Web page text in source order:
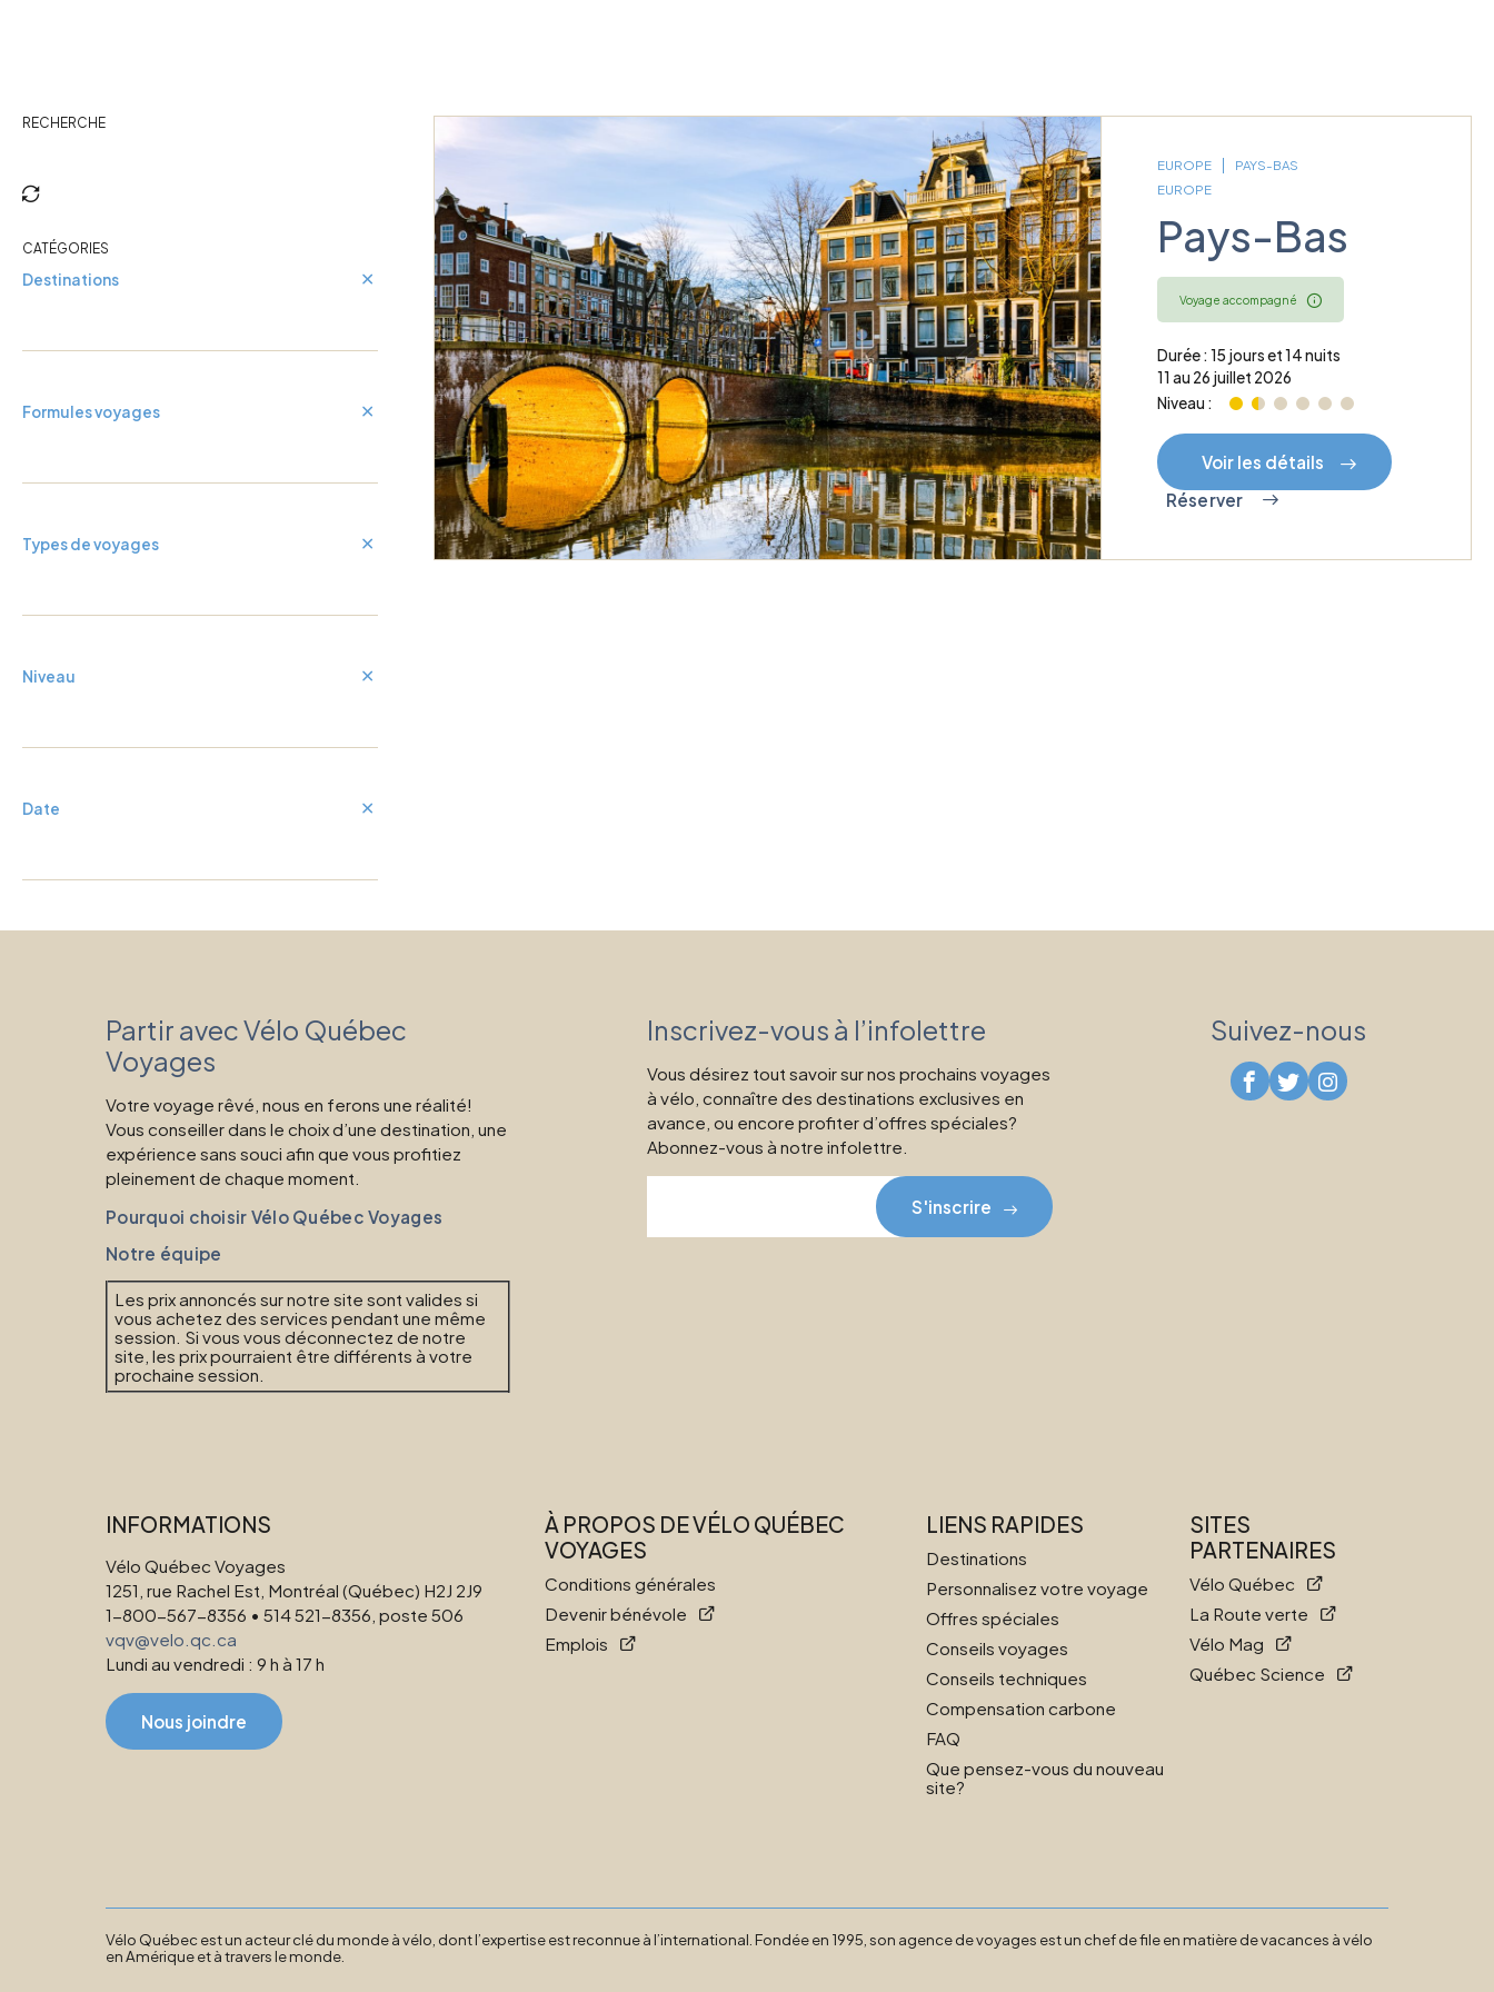
RECHERCHE
CATÉGORIES
Destinations
Formules voyages
Types de voyages
Niveau
Date
EUROPE
PAYS-BAS
EUROPE
Pays-Bas
Voyage accompagné
Durée : 15 jours et 14 nuits
11 au 26 juillet 2026
Niveau :
Voir les détails
Réserver
Partir avec Vélo Québec
Voyages
Votre voyage rêvé, nous en ferons une réalité!
Vous conseiller dans le choix d’une destination, une
expérience sans souci afin que vous profitiez
pleinement de chaque moment.
Pourquoi choisir Vélo Québec Voyages
Notre équipe
Les prix annoncés sur notre site sont valides si
vous achetez des services pendant une même
session. Si vous vous déconnectez de notre
site, les prix pourraient être différents à votre
prochaine session.
Inscrivez-vous à l’infolettre
Vous désirez tout savoir sur nos prochains voyages
à vélo, connaître des destinations exclusives en
avance, ou encore profiter d’offres spéciales?
Abonnez-vous à notre infolettre.
S'inscrire
Suivez-nous
INFORMATIONS
Vélo Québec Voyages
1251, rue Rachel Est, Montréal (Québec) H2J 2J9
1-800-567-8356 • 514 521-8356, poste 506
vqv@velo.qc.ca
Lundi au vendredi : 9 h à 17 h
Nous joindre
À PROPOS DE VÉLO QUÉBEC
VOYAGES
Conditions générales
Devenir bénévole
Emplois
LIENS RAPIDES
Destinations
Personnalisez votre voyage
Offres spéciales
Conseils voyages
Conseils techniques
Compensation carbone
FAQ
Que pensez-vous du nouveau
site?
SITES
PARTENAIRES
Vélo Québec
La Route verte
Vélo Mag
Québec Science
Vélo Québec est un acteur clé du monde à vélo, dont l’expertise est reconnue à l’international. Fondée en 1995, son agence de voyages est un chef de file en matière de vacances à vélo
en Amérique et à travers le monde.